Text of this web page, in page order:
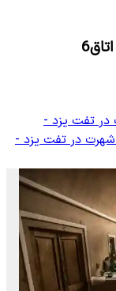
در تفت یزد -
شهرت در تفت یزد -